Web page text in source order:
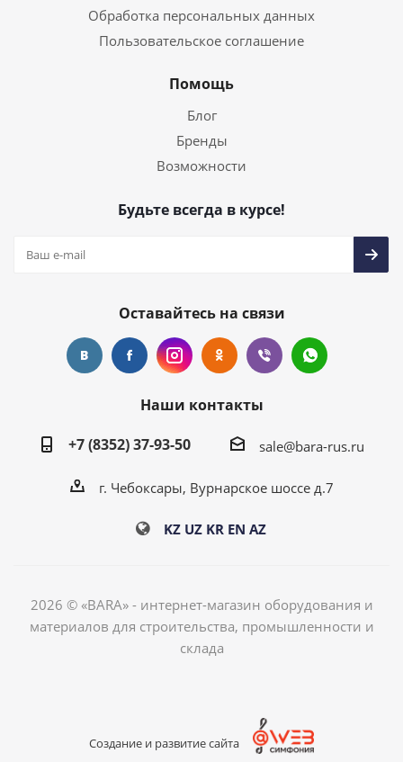
Обработка персональных данных
Пользовательское соглашение
Помощь
Блог
Бренды
Возможности
Будьте всегда в курсе!
Оставайтесь на связи
Наши контакты
+7 (8352) 37-93-50
sale@bara-rus.ru
г. Чебоксары, Вурнарское шоссе д.7
KZ UZ KR EN AZ
2026 © «BARA» - интернет-магазин оборудования и
материалов для строительства, промышленности и
склада
Создание и развитие сайта